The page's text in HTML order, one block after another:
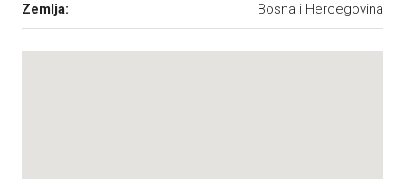
Zemlja: Bosna i Hercegovina